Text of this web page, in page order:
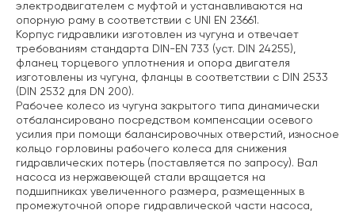
электродвигателем с муфтой и устанавливаются на
опорную раму в соответствии с UNI EN 23661.
Корпус гидравлики изготовлен из чугуна и отвечает
требованиям стандарта DIN-EN 733 (уст. DIN 24255),
фланец торцевого уплотнения и опора двигателя
изготовлены из чугуна, фланцы в соответствии с DIN 2533
(DIN 2532 для DN 200).
Рабочее колесо из чугуна закрытого типа динамически
отбалансировано посредством компенсации осевого
усилия при помощи балансировочных отверстий, износное
кольцо горловины рабочего колеса для снижения
гидравлических потерь (поставляется по запросу). Вал
насоса из нержавеющей стали вращается на
подшипниках увеличенного размера, размещенных в
промежуточной опоре гидравлической части насоса,